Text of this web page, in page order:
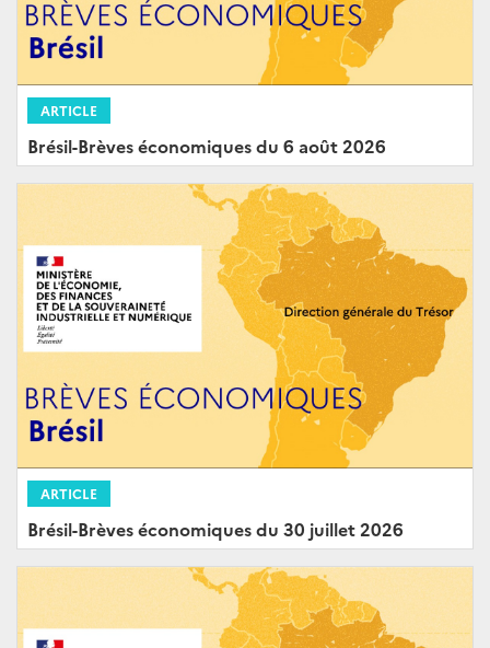
ARTICLE
Brésil-Brèves économiques du 6 août 2026
ARTICLE
Brésil-Brèves économiques du 30 juillet 2026